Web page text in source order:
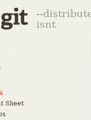
--
isnt
Sheet